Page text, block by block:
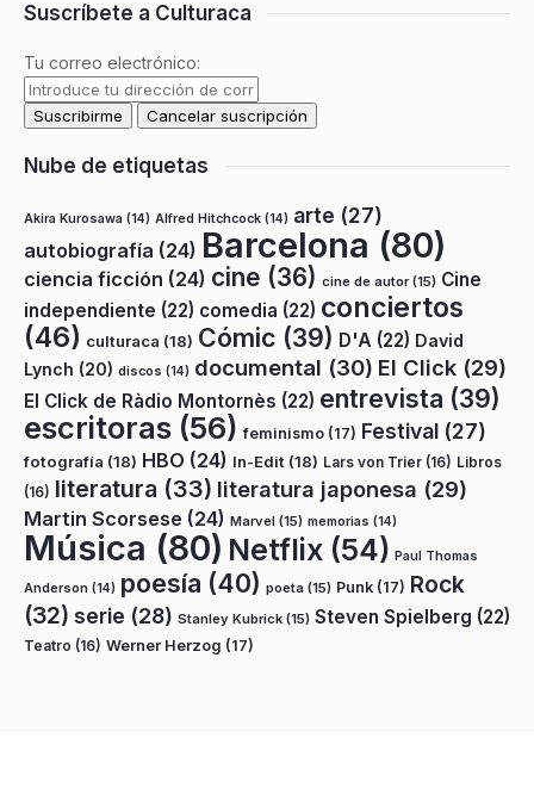
Suscríbete a Culturaca
Tu correo electrónico:
Nube de etiquetas
Akira Kurosawa (14) Alfred Hitchcock (14) arte (27)
autobiografía (24) Barcelona (80)
ciencia ficción (24) cine (36) cine de autor(15) Cine
independiente (22) comedia (22) conciertos
(46) culturaca (18) Cómic (39) D'A (22) David
Lynch (20) discos (14) documental (30) El Click (29)
El Click de Ràdio Montornès (22) entrevista (39)
escritoras (56) feminismo (17) Festival (27)
fotografía (18) HBO (24) In-Edit (18) Lars von Trier (16) Libros
(16) literatura (33) literatura japonesa (29)
Martin Scorsese (24) Marvel (15) memorias (14)
Música (80) Netflix (54) Paul Thomas
Anderson (14) poesía (40) poeta (15) Punk (17) Rock
(32) serie (28) Stanley Kubrick (15) Steven Spielberg (22)
Teatro (16) Werner Herzog (17)